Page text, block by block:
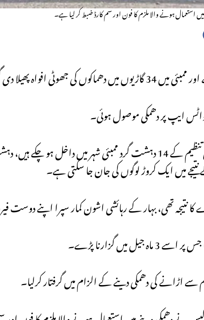
استعمال ہونے والا ملزم کا فون اور سم کارڈ ضبط کر لیا ہے۔
افواہ پھیلا دی گئی۔
میں ایک کروڑ لوگوں کی جان جا سکتی ہے۔
تھی، بہار کے رہائشی اشون کمار سپرا اپنے دوست
سے اڑانے کی دھمکی دینے کے الزام میں گرفتار کرلیا۔